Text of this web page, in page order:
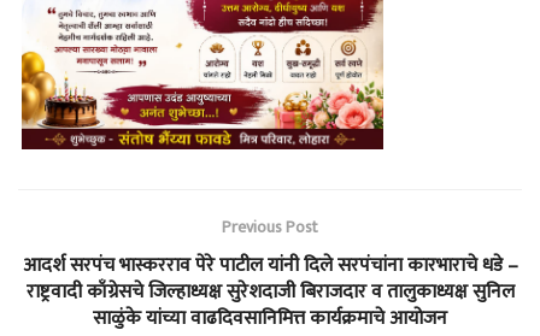
Previous Post
आदर्श सरपंच भास्करराव पेरे पाटील यांनी दिले सरपंचांना कारभाराचे धडे –
राष्ट्रवादी काँग्रेसचे जिल्हाध्यक्ष सुरेशदाजी बिराजदार व तालुकाध्यक्ष सुनिल
साळुंके यांच्या वाढदिवसानिमित्त कार्यक्रमाचे आयोजन